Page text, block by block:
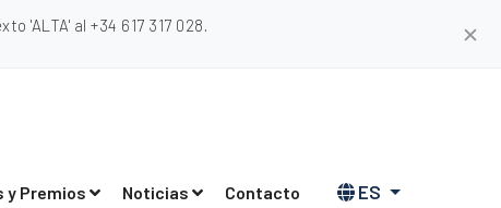
'ALTA' al +34 617 317 028. ✕
y Premios Noticias Contacto ES